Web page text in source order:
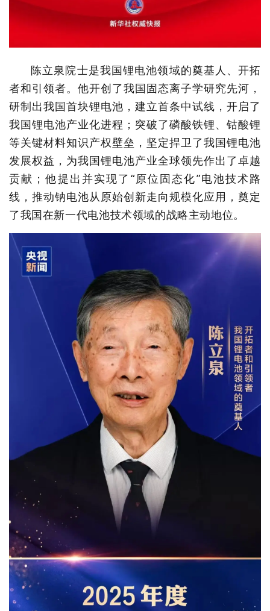
陈立泉院士是我国锂电池领域的奠基人、开拓
者和引领者。他开创了我国固态离子学研究先河，
研制出我国首块锂电池，建立首条中试线，开启了
我国锂电池产业化进程；突破了磷酸铁锂、钴酸锂
等关键材料知识产权壁垒，坚定捍卫了我国锂电池
发展权益，为我国锂电池产业全球领先作出了卓越
贡献；他提出并实现了“原位固态化”电池技术路
线，推动钠电池从原始创新走向规模化应用，奠定
了我国在新一代电池技术领域的战略主动地位。